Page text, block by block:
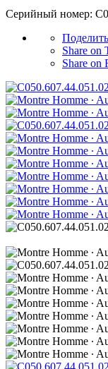
Серийный номер:
Share on
Share on